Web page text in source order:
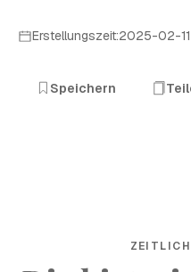
Erstellungszeit:2025-02-11
Speichern